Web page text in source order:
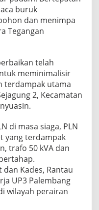
buruk
dan menimpa
Tegangan
telah
meminimalisir
terdampak utama
2, Kecamatan
di masa siaga, PLN
yang terdampak
trafo 50 kVA dan
Kades, Rantau
UP3 Palembang
wilayah perairan